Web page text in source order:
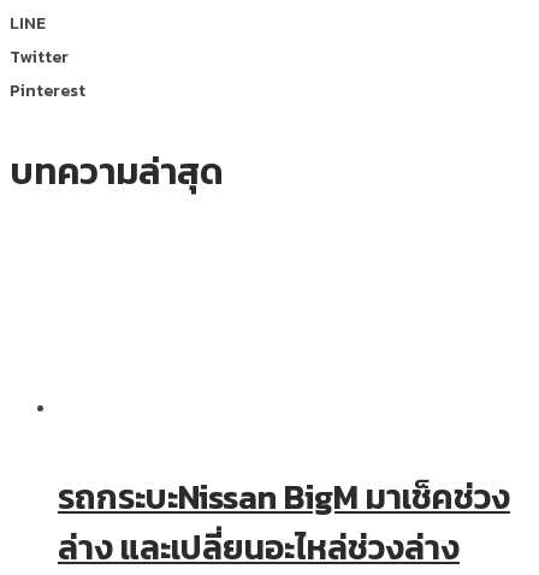
LINE
Twitter
Pinterest
บทความล่าสุด
รถกระบะNissan BigM มาเช็คช่วง
ล่าง และเปลี่ยนอะไหล่ช่วงล่าง